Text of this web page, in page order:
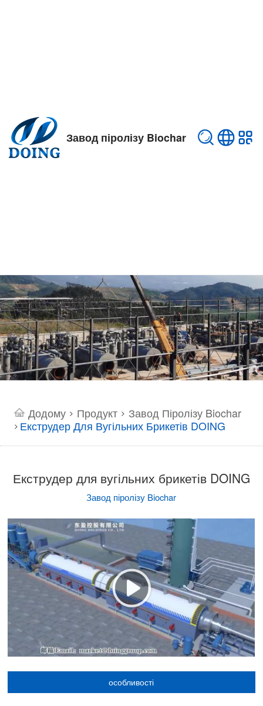
Завод піролізу Biochar
Додому> Продукт> Завод Піролізу Biochar
> Екструдер Для Вугільних Брикетів DOING
Екструдер для вугільних брикетів DOING
Завод піролізу Biochar
особливості